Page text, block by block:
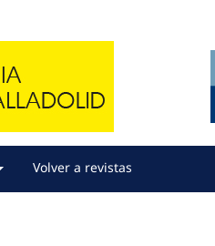
Volver a revistas